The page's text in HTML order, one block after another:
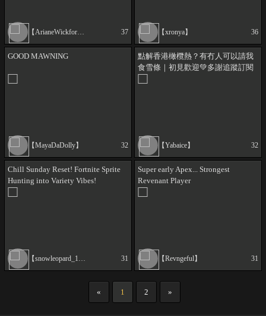
【ArianeWickford】 37 【xronya】 36
GOOD MAWNING
【MayaDaDolly】 32
點解香港橄欖熱？有冇人可以請我
食雪條｜初見歡迎💚多謝追蹤訂閱
【Yabaice】 32
Chill Sunday Reset! Fortnite Sprite
Hunting into Variety Vibes!
【snowleopard_1527】 31
Super early Apex... Strongest
Revenant Player
【Revngeful】 31
« 1 2 »